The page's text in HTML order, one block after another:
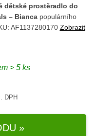
dětské prostěradlo do
– Biancapopulárního
AF1137280170 Zobrazit
> 5 ks
DPH
»